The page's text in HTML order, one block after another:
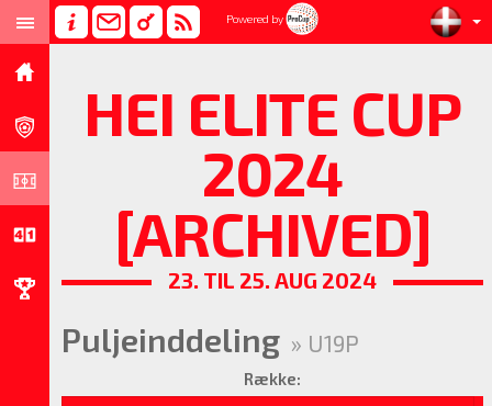
Powered by
HEI ELITE CUP
2024
[ARCHIVED]
23. TIL 25. AUG 2024
Puljeinddeling » U19P
Række: